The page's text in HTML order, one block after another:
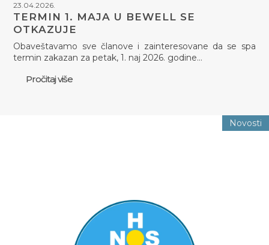
23.04.2026.
TERMIN 1. MAJA U BEWELL SE
OTKAZUJE
Obaveštavamo sve članove i zainteresovane da se spa
termin zakazan za petak, 1. naj 2026. godine…
Pročitaj više
Novosti